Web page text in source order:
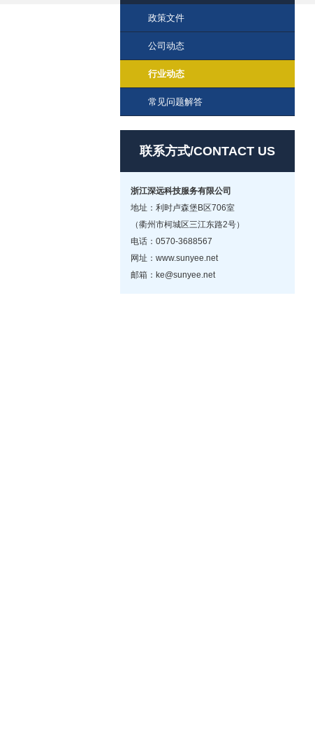
政策文件
公司动态
行业动态
常见问题解答
联系方式/CONTACT US
浙江深远科技服务有限公司
地址：利时卢森堡B区706室
（衢州市柯城区三江东路2号）
电话：0570-3688567
网址：www.sunyee.net
邮箱：ke@sunyee.net